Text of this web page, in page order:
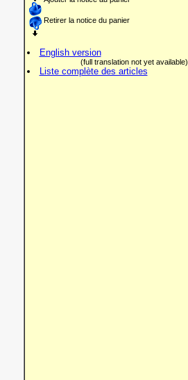
Retirer la notice du panier
English version
(full translation not yet available)
Liste complète des articles